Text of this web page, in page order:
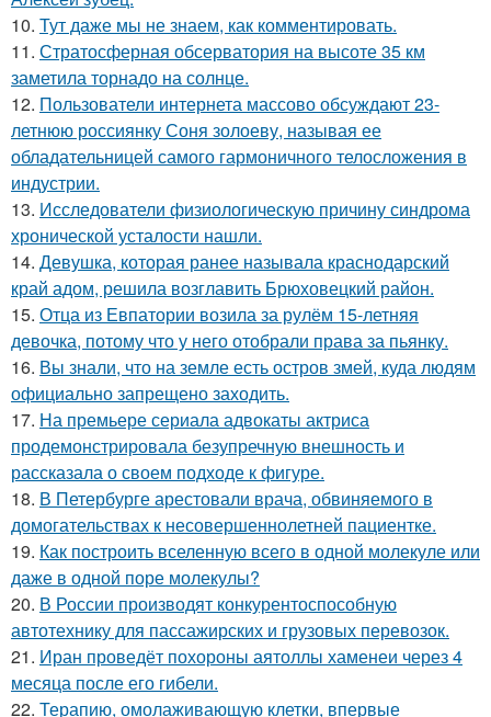
10. Тут даже мы не знаем, как комментировать.
11. Стратосферная обсерватория на высоте 35 км
заметила торнадо на солнце.
12. Пользователи интернета массово обсуждают 23-
летнюю россиянку Соня золоеву, называя ее
обладательницей самого гармоничного телосложения в
индустрии.
13. Исследователи физиологическую причину синдрома
хронической усталости нашли.
14. Девушка, которая ранее называла краснодарский
край адом, решила возглавить Брюховецкий район.
15. Отца из Евпатории возила за рулём 15-летняя
девочка, потому что у него отобрали права за пьянку.
16. Вы знали, что на земле есть остров змей, куда людям
официально запрещено заходить.
17. На премьере сериала адвокаты актриса
продемонстрировала безупречную внешность и
рассказала о своем подходе к фигуре.
18. В Петербурге арестовали врача, обвиняемого в
домогательствах к несовершеннолетней пациентке.
19. Как построить вселенную всего в одной молекуле или
даже в одной поре молекулы?
20. В России производят конкурентоспособную
автотехнику для пассажирских и грузовых перевозок.
21. Иран проведёт похороны аятоллы хаменеи через 4
месяца после его гибели.
22. Терапию, омолаживающую клетки, впервые